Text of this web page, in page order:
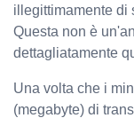
illegittimamente di
Questa non è
dettagliatamente
Una volta che i
(megabyte) di